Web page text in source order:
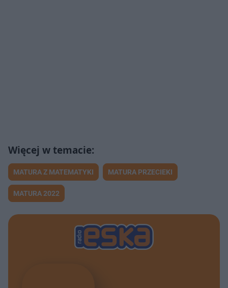
MATURA Z MATEMATYKI MATURA PRZECIEKI
MATURA 2022